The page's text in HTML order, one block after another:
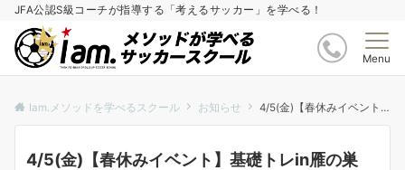
JFA公認S級コーチが指導する「考えるサッカー」を学べる！
Menu
Iam.メソッドを学べるスクール お知らせ 4/5(金)【春休みイベント】基礎トレin雁の巣
4/5(金)【春休みイベント】基礎トレin雁の巣